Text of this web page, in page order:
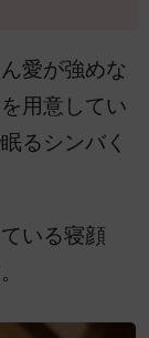
愛が強めな
用意してい
るシンバく
いる寝顔